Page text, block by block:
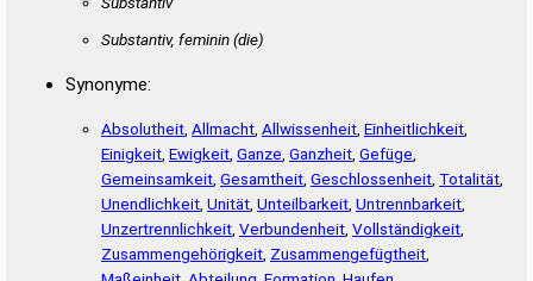
Substantiv, feminin(die)
Synonyme:
Absolutheit Allmacht Allwissenheit Einheitlichkeit
Einigkeit Ewigkeit Ganze Ganzheit Gefüge
Gemeinsamkeit Gesamtheit Geschlossenheit Totalität
Unendlichkeit Unität Unteilbarkeit Untrennbarkeit
Unzertrennlichkeit Verbundenheit Vollständigkeit
Zusammengehörigkeit Zusammengefügtheit